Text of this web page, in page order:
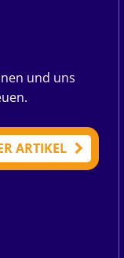
und uns
ARTIKEL